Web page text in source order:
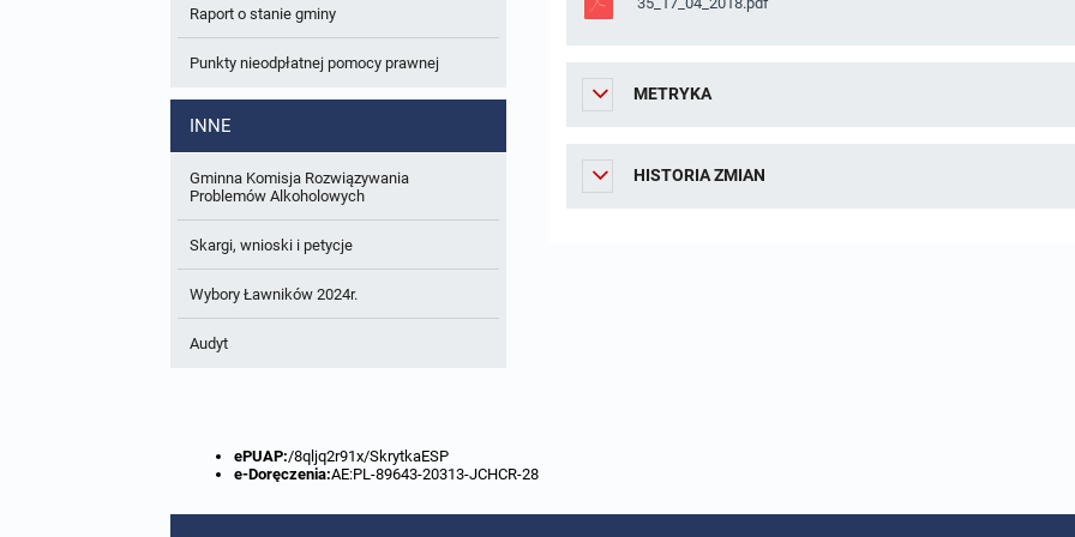
W trakcie opracowania
Zbiory danych przestrzennych
Analizy zmian w zagospodarowaniu
Raport o stanie gminy
Punkty nieodpłatnej pomocy prawnej
INNE
Gminna Komisja Rozwiązywania
Problemów Alkoholowych
Skargi, wnioski i petycje
Wybory Ławników 2024r.
Audyt
METRYKA
HISTORIA ZMIAN
ePUAP:/8qljq2r91x/SkrytkaESP
e-Doręczenia:AE:PL-89643-20313-JCHCR-28